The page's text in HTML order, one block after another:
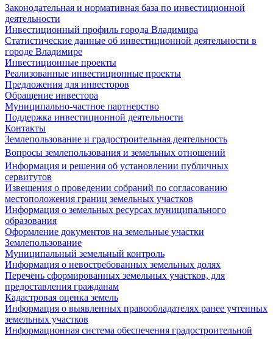
Законодательная и нормативная база по инвестиционной
деятельности
Инвестиционный профиль города Владимира
Статистические данные об инвестиционной деятельности в
городе Владимире
Инвестиционные проекты
Реализованные инвестиционные проекты
Предложения для инвесторов
Обращение инвестора
Муниципально-частное партнерство
Поддержка инвестиционной деятельности
Контакты
Землепользование и градостроительная деятельность
Вопросы землепользования и земельных отношений
Информация и решения об установлении публичных
сервитутов
Извещения о проведении собраний по согласованию
местоположения границ земельных участков
Информация о земельных ресурсах муниципального
образования
Оформление документов на земельные участки
Землепользование
Муниципальный земельный контроль
Информация о невостребованных земельных долях
Перечень сформированных земельных участков, для
предоставления гражданам
Кадастровая оценка земель
Информация о выявленных правообладателях ранее учтенных
земельных участков
Информационная система обеспечения градостроительной